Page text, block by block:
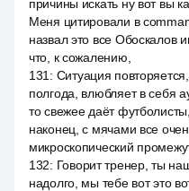
причины искать ну вот вы
Меня цитировали в
назвал это все Обоскалов
что, к сожалению,
131 : Ситуация
полгода, влюбляет в себя
то свежее даёт
наконец, с мячами все
микроскопический
132: Говорит тренер, ты
надолго, мы тебе вот это